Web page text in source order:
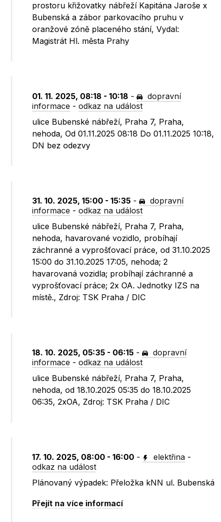
prostoru křižovatky nábřeží Kapitána Jaroše x
Bubenská a zábor parkovacího pruhu v
oranžové zóně placeného stání, Vydal:
Magistrát Hl. města Prahy
01. 11. 2025, 08:18 - 10:18 -
dopravní
informace -odkaz na událost
ulice Bubenské nábřeží, Praha 7, Praha,
nehoda, Od 01.11.2025 08:18 Do 01.11.2025 10:18,
DN bez odezvy
31. 10. 2025, 15:00 - 15:35 -
dopravní
informace -odkaz na událost
ulice Bubenské nábřeží, Praha 7, Praha,
nehoda, havarované vozidlo, probíhají
záchranné a vyprošťovací práce, od 31.10.2025
15:00 do 31.10.2025 17:05, nehoda; 2
havarovaná vozidla; probíhají záchranné a
vyprošťovací práce; 2x OA. Jednotky IZS na
místě., Zdroj: TSK Praha / DIC
18. 10. 2025, 05:35 - 06:15 -
dopravní
informace -odkaz na událost
ulice Bubenské nábřeží, Praha 7, Praha,
nehoda, od 18.10.2025 05:35 do 18.10.2025
06:35, 2xOA, Zdroj: TSK Praha / DIC
17. 10. 2025, 08:00 - 16:00 - elektřina -
odkaz na událost
Plánovaný výpadek: Přeložka kNN ul. Bubenská
Přejít na více informací